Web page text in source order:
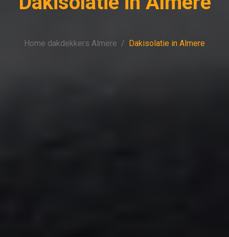
Home dakdekkers Almere Dakisolatie in Almere